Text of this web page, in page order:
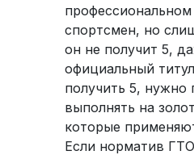
спортсмен, но
он не получит 5,
официальный
получить 5, нужно
выполнять на
которые
Если норматив